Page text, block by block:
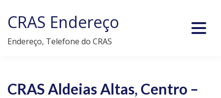
content
CRAS Endereço
Endereço, Telefone do CRAS
CRAS Aldeias Altas, Centro –